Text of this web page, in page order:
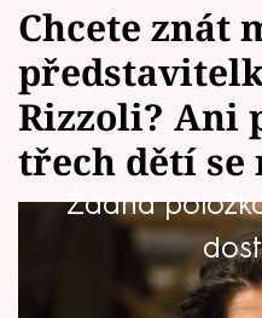
Témata
Celebrity
Vztahy
Chcete znát
Rizzoli? Ani
třech dětí se
Žádná
Vypadá jako
čistokrevná
od třnácti let